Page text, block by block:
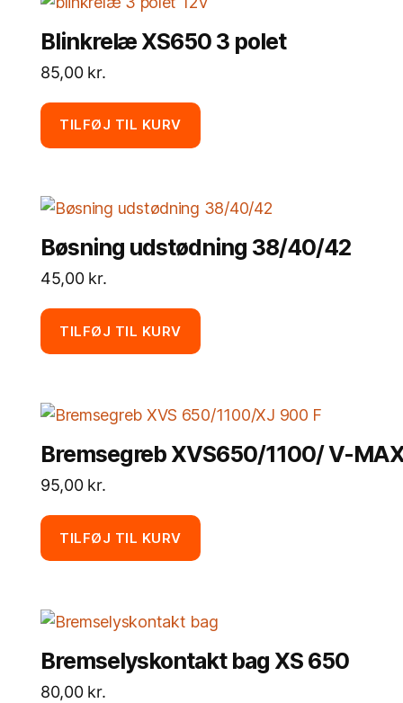
Blinkrelæ XS650 3 polet
85,00 kr.
TILFØJ TIL KURV
Bøsning udstødning 38/40/42
45,00 kr.
TILFØJ TIL KURV
Bremsegreb XVS650/1100/ V-
95,00 kr.
TILFØJ TIL KURV
Bremselyskontakt bag XS 650
80,00 kr.